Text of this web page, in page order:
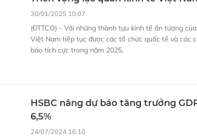
30/01/2025 10:07
(ĐTTCO) - Với những thành tựu kinh tế ấn tượng
Việt Nam tiếp tục được các tổ chức quốc tế và các
báo tích cực trong năm 2025.
HSBC nâng dự báo tăng trưởng
6,5%
24/07/2024 16:10